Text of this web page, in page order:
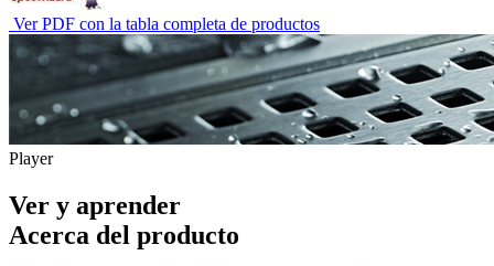
Ver PDF con la tabla completa de productos
Player
Ver y aprender
Acerca del producto